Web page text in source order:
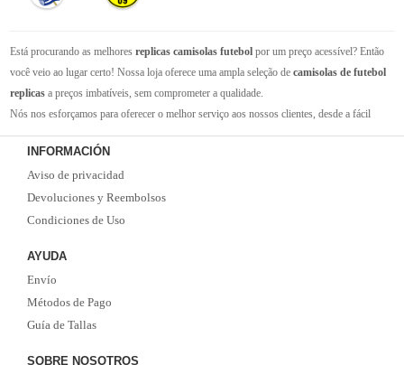
Está procurando as melhores replicas camisolas futebol por um preço acessível? Então
você veio ao lugar certo! Nossa loja oferece uma ampla seleção de camisolas de futebol
replicas a preços imbatíveis, sem comprometer a qualidade.
Nós nos esforçamos para oferecer o melhor serviço aos nossos clientes, desde a fácil
navegação em nosso site até a entrega rápida de seus pedidos. Com nossa equipe de
atendimento ao cliente amigável e experiente, você pode ter certeza de que receberá suporte
em todas as etapas do processo de compra.
Não se esqueça que, se o valor da sua compra for superior a 99 euros, oferecemos o
serviço de entrega EMS gratuito. Não perca a oportunidade de adquirir as melhores
INFORMACIÓN
Aviso de privacidad
Devoluciones y Reembolsos
Condiciones de Uso
AYUDA
Envío
Métodos de Pago
Guía de Tallas
SOBRE NOSOTROS